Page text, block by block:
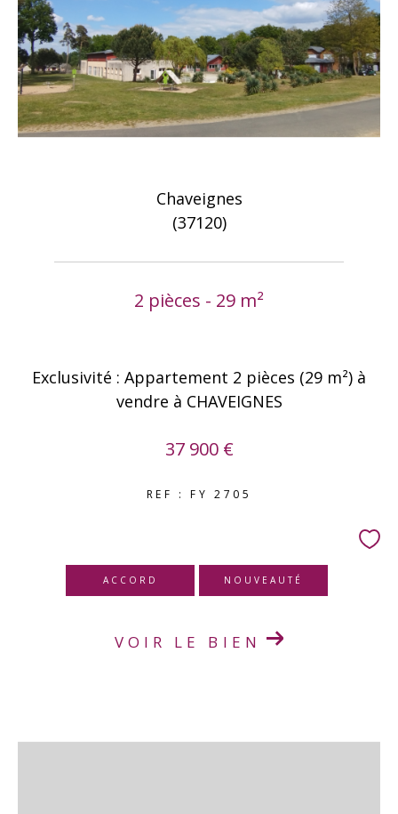
Chaveignes
(37120)
2 pièces - 29 m²
Exclusivité : Appartement 2 pièces (29 m²) à
vendre à CHAVEIGNES
37 900 €
REF : FY 2705
ACCORD NOUVEAUTÉ
VOIR LE BIEN